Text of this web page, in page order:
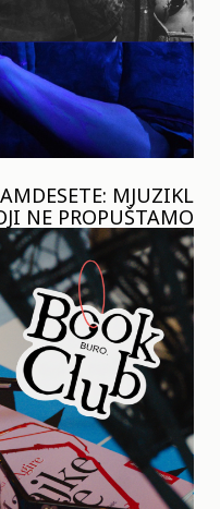
MJUZIKL
NE PROPUŠTAMO